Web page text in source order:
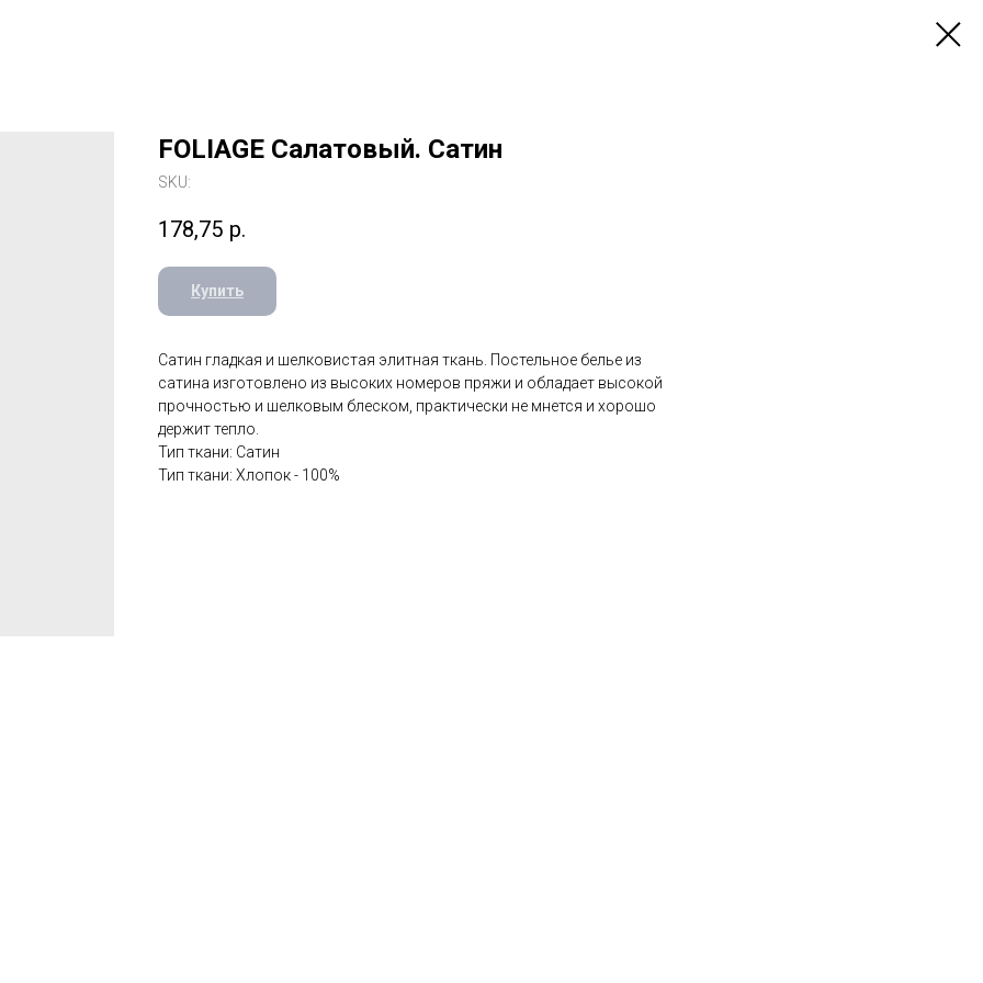
FOLIAGE Салатовый. Сатин
SKU:
178,75 р.
Купить
Сатин гладкая и шелковистая элитная ткань. Постельное белье из
сатина изготовлено из высоких номеров пряжи и обладает высокой
прочностью и шелковым блеском, практически не мнется и хорошо
держит тепло.
Тип ткани: Сатин
Тип ткани: Хлопок - 100%